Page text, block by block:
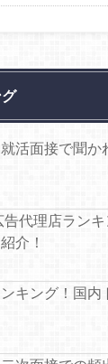
活面接で聞か
代理店ラン
介！
キング！国